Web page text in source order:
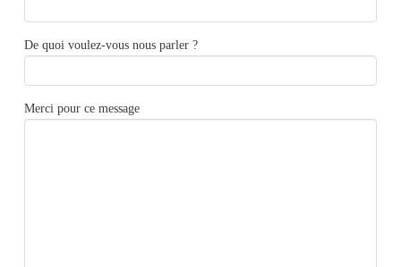
De quoi voulez-vous nous parler ?
Merci pour ce message